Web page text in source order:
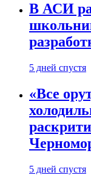
В АСИ
5 дней спустя
«Все
5 дней спустя